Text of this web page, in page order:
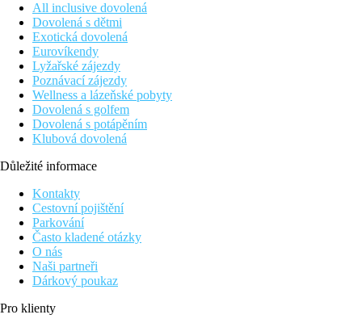
Popis pokoje
Dvoulůžkový pokoj
koupelna/WC (vysoušeč vlasů)
centrální klimatizace (červen–srpen)
TV/sat.
telefon
lednička
trezor za poplatek
balkon nebo terasa
na zahradu
Popis hotelu
56 pokojů
recepce (trezory zdarma)
společenský koutek s TV/sat.
bar, hlavní restaurace
bazén a terasa na slunění
lehátky a slunečníky zdarma
All inclusive dovolená
Dovolená s dětmi
Exotická dovolená
Eurovíkendy
Lyžařské zájezdy
Poznávací zájezdy
Wellness a lázeňské pobyty
Dovolená s golfem
Dovolená s potápěním
Klubová dovolená
Důležité informace
Kontakty
Cestovní pojištění
Parkování
Často kladené otázky
O nás
Naši partneři
Dárkový poukaz
Pro klienty